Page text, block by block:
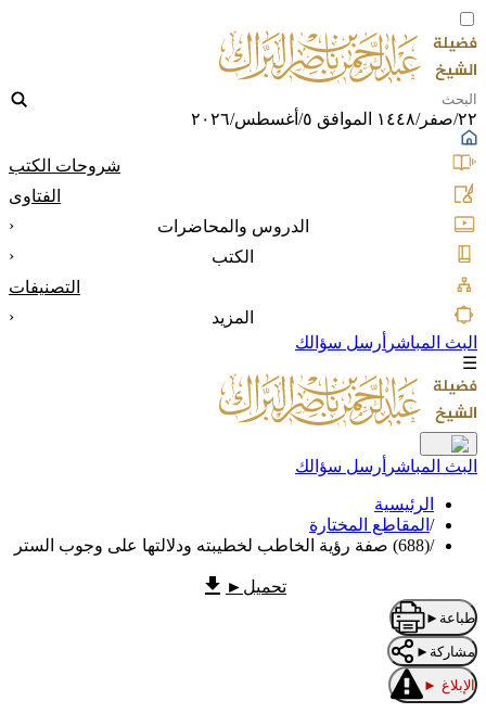
٢٢/صفر/١٤٤٨ الموافق ٥/أغسطس/٢٠٢٦
شروحات الكتب
الفتاوى
الدروس والمحاضرات
‹
الكتب
‹
التصنيفات
المزيد
‹
البث المباشر أرسل سؤالك
☰
البث المباشر أرسل سؤالك
الرئيسية
/ المقاطع المختارة
/(688) صفة رؤية الخاطب لخطيبته ودلالتها على وجوب الستر
تحميل ►
طباعة ►
مشاركة ►
الإبلاغ ►